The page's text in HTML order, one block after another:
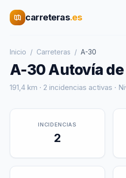
carreteras.es
Inicio / Carreteras / A-30
A-30 Autovía
191,4 km · 2 incidencias activas ·
INCIDENCIAS
2